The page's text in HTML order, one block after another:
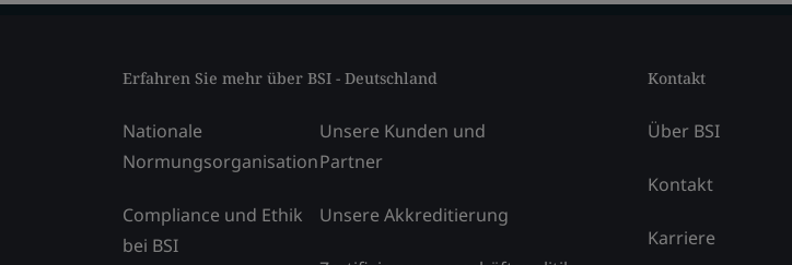
Erfahren Sie mehr über BSI - Deutschland
Nationale
Normungsorganisation
Compliance und Ethik
bei BSI
Unsere Kunden und
Partner
Unsere Akkreditierung
Kontakt
Über BSI
Kontakt
Karriere